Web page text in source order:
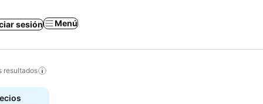
sesión Menú
resultados